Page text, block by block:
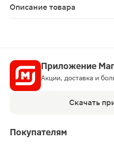
Описание товара
Приложение
Акции, доставка и
Скачать
Покупателям